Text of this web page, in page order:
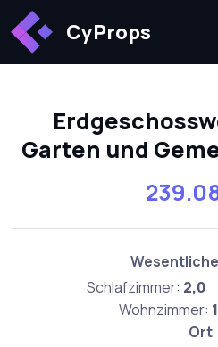
CyProps
Garten und
Schlafzimmer: 2,0
Wohnzimmer:
Ort